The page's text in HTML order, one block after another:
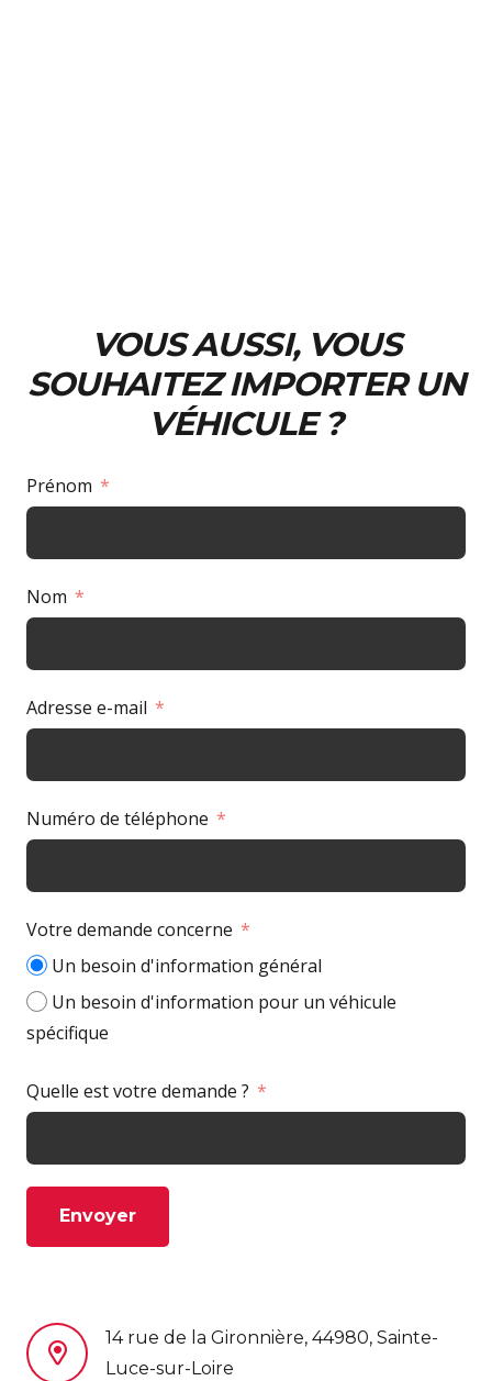
VOUS AUSSI, VOUS
SOUHAITEZ IMPORTER UN
VÉHICULE ?
Prénom
Nom
Adresse e-mail
Numéro de téléphone
Votre demande concerne
Un besoin d'information général
Un besoin d'information pour un véhicule
spécifique
Quelle est votre demande ?
Envoyer
14 rue de la Gironnière, 44980, Sainte-
Luce-sur-Loire